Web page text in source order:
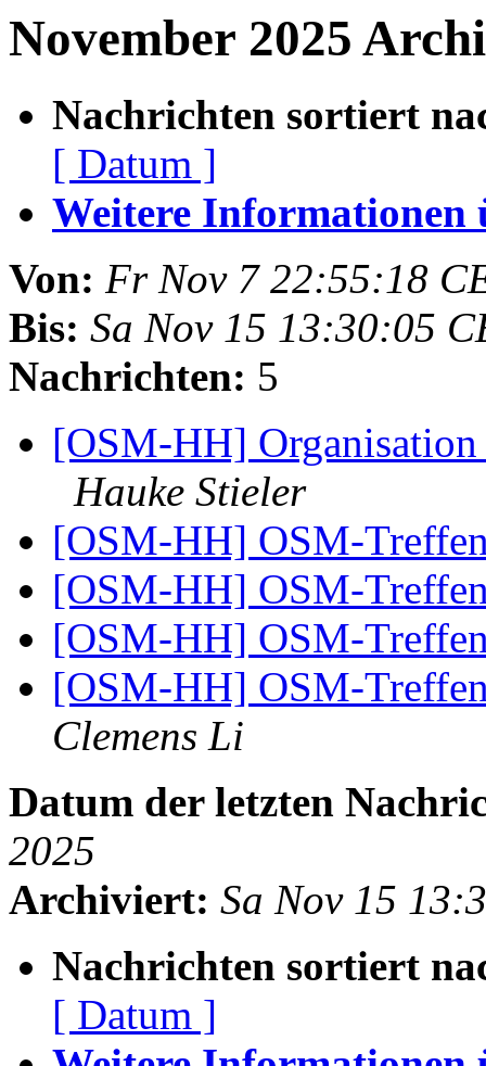
November 2025
Nachrichten sortiert
[ Datum ]
Weitere Informationen
Von: Fr Nov 7 22:55:18
Bis: Sa Nov 15 13:30:05
Nachrichten: 5
[OSM-HH]
Hauke Stieler
[OSM-HH] OSM-
[OSM-HH] OSM-
[OSM-HH] OSM-
[OSM-HH] OSM-
Clemens Li
Datum der letzten
2025
Archiviert: Sa Nov 15
Nachrichten sortiert
[ Datum ]